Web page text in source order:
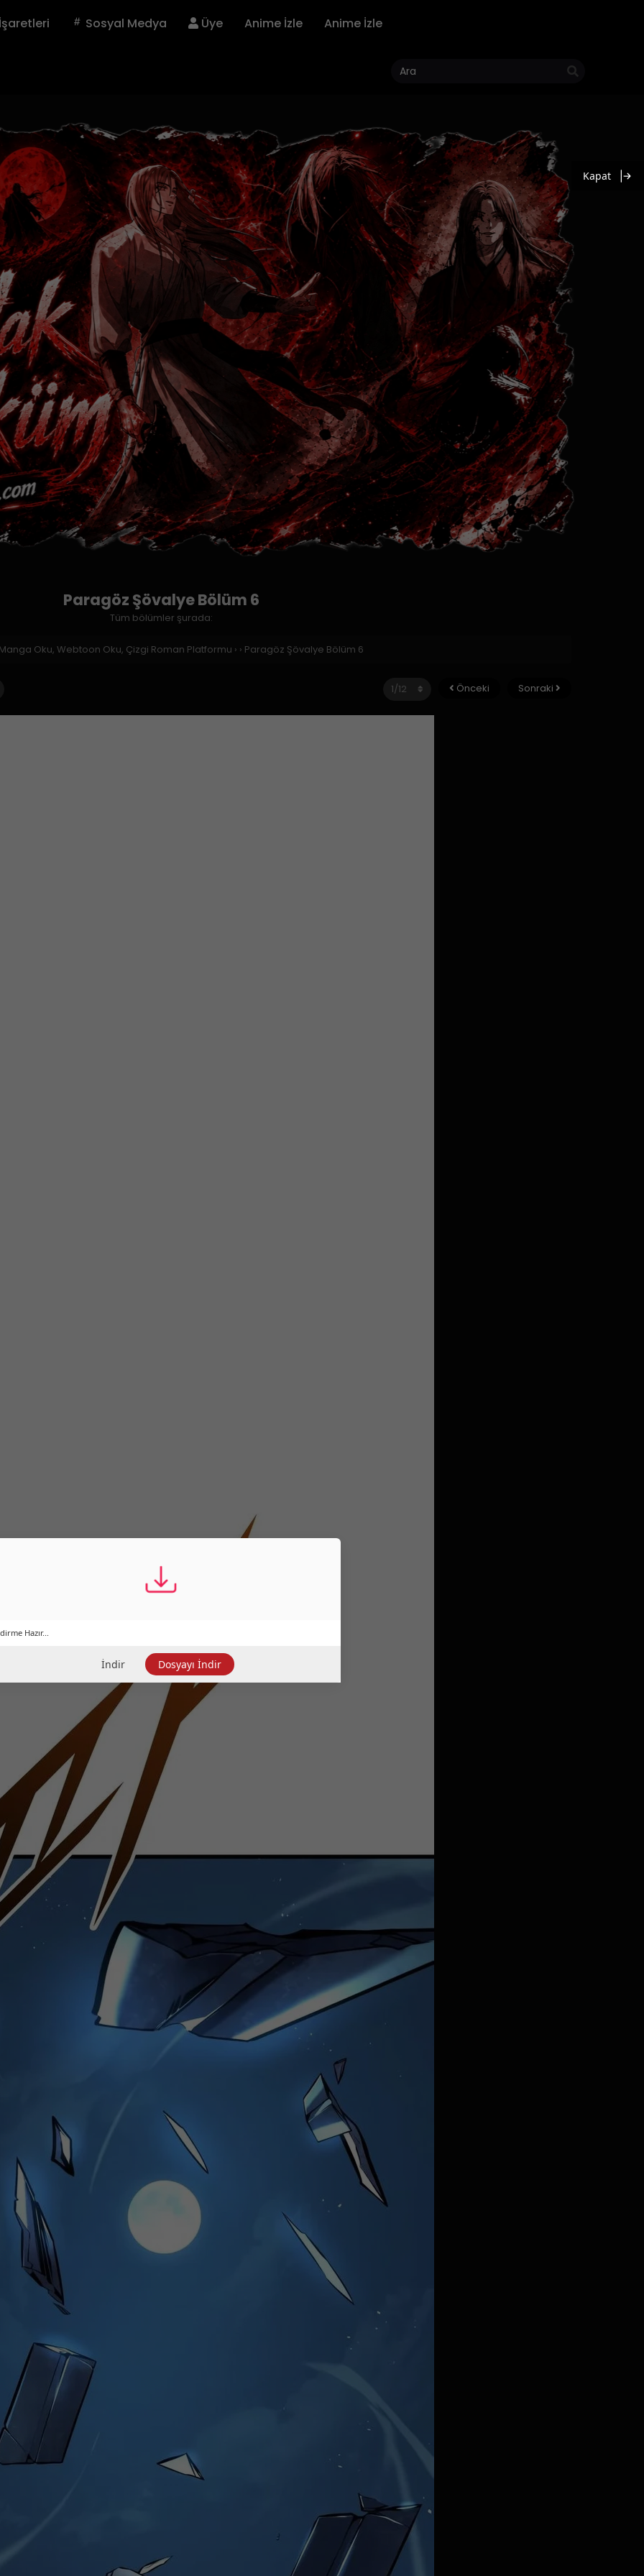
Sosyal Medya Üye Anime İzle Anime İzle
Paragöz Şövalye Bölüm 6
Tüm bölümler şurada:
Oku, Webtoon Oku, Çizgi Roman Platformu › › Paragöz Şövalye Bölüm 6
Önceki Sonraki
Hazır...
İndir Dosyayı İndir
Kapat